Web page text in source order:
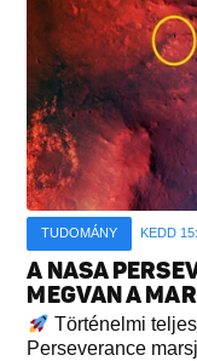
TUDOMÁNY KEDD
A NASA
MEGVAN A
Történelmi
Perseverance